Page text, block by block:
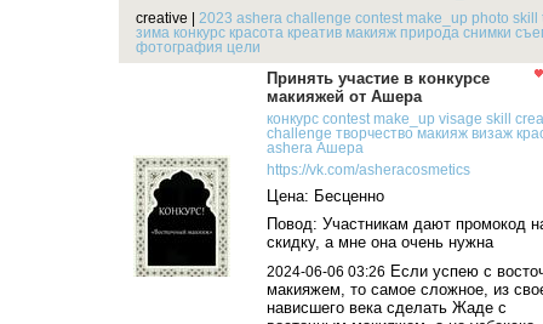
creative
2023 ashera challenge contest make_up photo skill
зима конкурс красота креатив макияж природа снимки
фотография цели
Принять участие в конкурсе
макияжей от Ашера
конкурс contest make_up visage skill
challenge творчество макияж визаж
ashera Ашера
https://vk.com/asheracosmetics
Цена: Бесценно
Повод: Участникам дают промокод
скидку, а мне она очень нужна
2024-06-06 03:26 Если успею с
макияжем, то самое сложное, из
нависшего века сделать Жаде с